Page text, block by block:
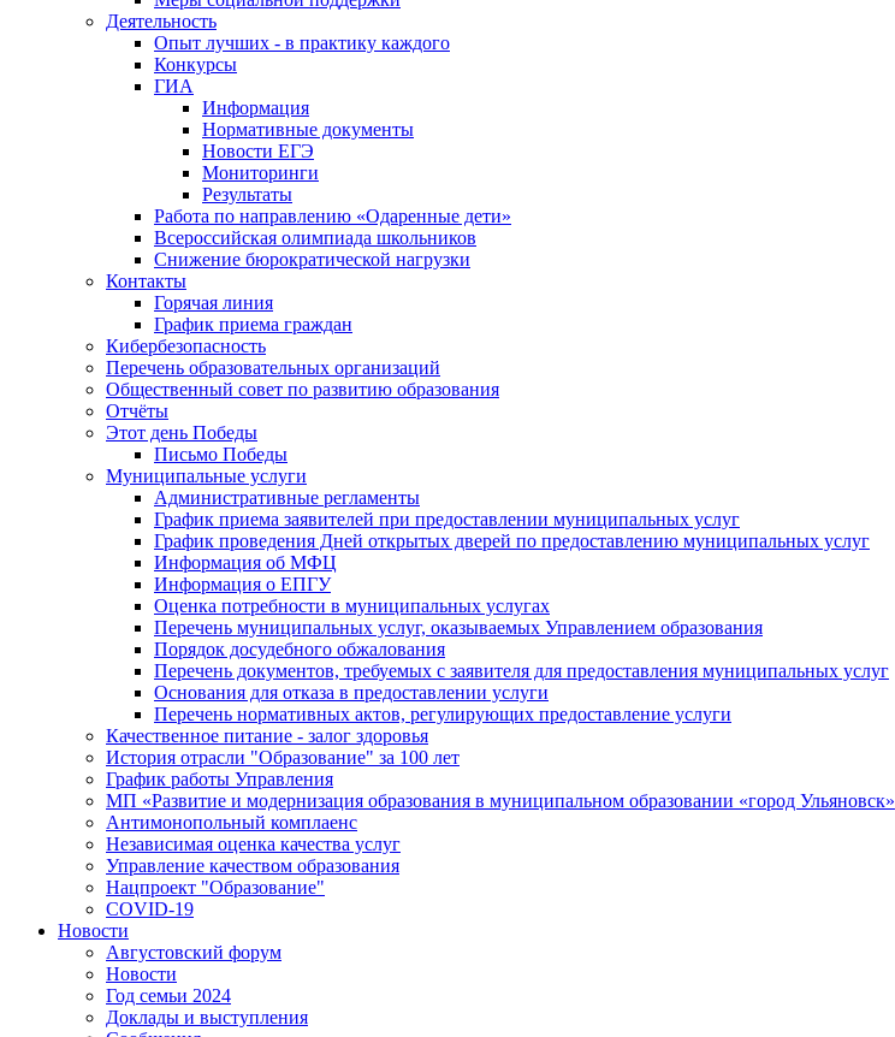
Деятельность
Опыт лучших - в практику каждого
Конкурсы
ГИА
Информация
Нормативные документы
Новости ЕГЭ
Мониторинги
Результаты
Работа по направлению «Одаренные дети»
Всероссийская олимпиада школьников
Снижение бюрократической нагрузки
Контакты
Горячая линия
График приема граждан
Кибербезопасность
Перечень образовательных организаций
Общественный совет по развитию образования
Отчёты
Этот день Победы
Письмо Победы
Mуниципальные услуги
Административные регламенты
График приема заявителей при предоставлении муниципальных услуг
График проведения Дней открытых дверей по предоставлению муниципальных услуг
Информация об МФЦ
Информация о ЕПГУ
Оценка потребности в муниципальных услугах
Перечень муниципальных услуг, оказываемых Управлением образования
Порядок досудебного обжалования
Перечень документов, требуемых с заявителя для предоставления муниципальных услуг
Основания для отказа в предоставлении услуги
Перечень нормативных актов, регулирующих предоставление услуги
Качественное питание - залог здоровья
История отрасли "Oбразованиe" за 100 лет
График работы Управления
МП «Развитие и модернизация образования в муниципальном образовании «город Ульяновск»
Антимонопольный комплаенс
Независимая оценка качества услуг
Управление качеством образования
Нацпроект "Образование"
COVID-19
Новости
Августовский форум
Новости
Год семьи 2024
Доклады и выступления